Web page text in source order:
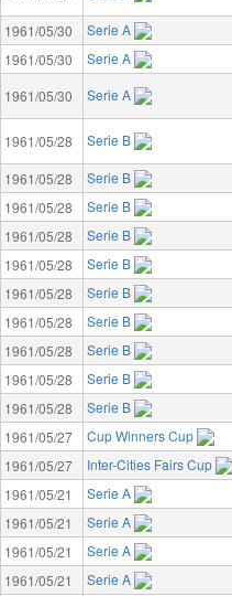
1961/05/30
Serie A
1961/05/30
Serie A
1961/05/30
Serie A
1961/05/28 Serie B
1961/05/28
Serie B
1961/05/28
Serie B
1961/05/28
Serie B
1961/05/28
Serie B
1961/05/28
Serie B
1961/05/28
Serie B
1961/05/28
Serie B
1961/05/28
Serie B
1961/05/28
Serie B
1961/05/27
Cup Winners Cup
1961/05/27
Inter-Cities Fairs Cup
1961/05/21
Serie A
1961/05/21
Serie A
1961/05/21
Serie A
1961/05/21
Serie A